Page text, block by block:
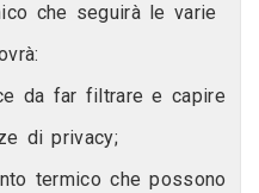
che seguirà le varie
da far filtrare e capire
di privacy;
termico che possono